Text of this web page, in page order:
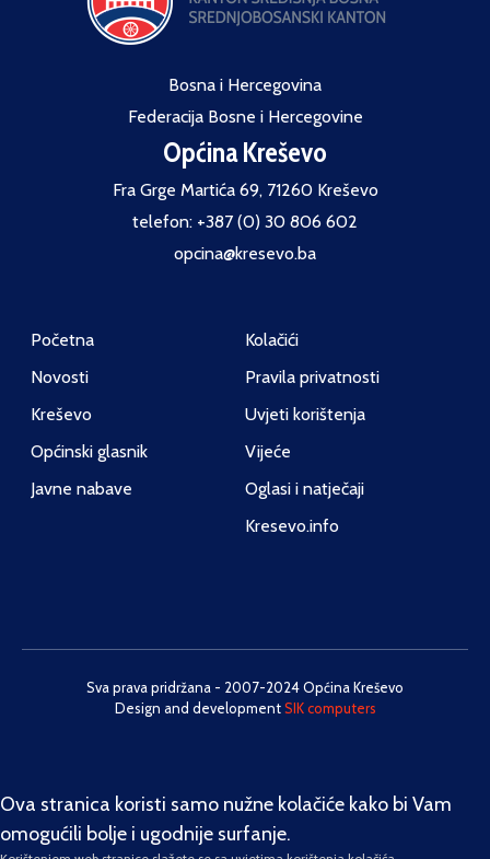
Bosna i Hercegovina
Federacija Bosne i Hercegovine
Općina Kreševo
Fra Grge Martića 69, 71260 Kreševo
telefon: +387 (0) 30 806 602
opcina@kresevo.ba
Početna
Novosti
Kreševo
Općinski glasnik
Javne nabave
Kolačići
Pravila privatnosti
Uvjeti korištenja
Vijeće
Oglasi i natječaji
Kresevo.info
Sva prava pridržana - 2007-2024 Općina Kreševo
Design and developmentSIK computers
Ova stranica koristi samo nužne kolačiće kako bi Vam
omogućili bolje i ugodnije surfanje.